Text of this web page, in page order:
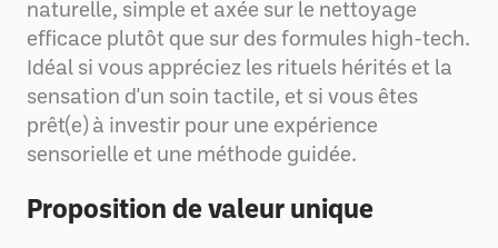
naturelle, simple et axée sur le nettoyage
efficace plutôt que sur des formules high-tech.
Idéal si vous appréciez les rituels hérités et la
sensation d'un soin tactile, et si vous êtes
prêt(e) à investir pour une expérience
sensorielle et une méthode guidée.
Proposition de valeur unique